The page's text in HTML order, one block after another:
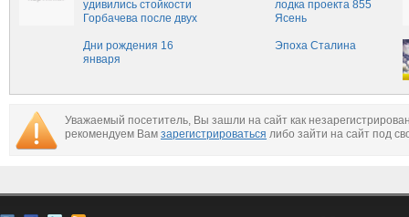
удивились стойкости
Горбачева после двух
лодка проекта 855
Ясень
Дни рождения 16
января
Эпоха Сталина
Уважаемый посетитель, Вы зашли на сайт как
рекомендуем Вам зарегистрироваться либо зайти на сайт под